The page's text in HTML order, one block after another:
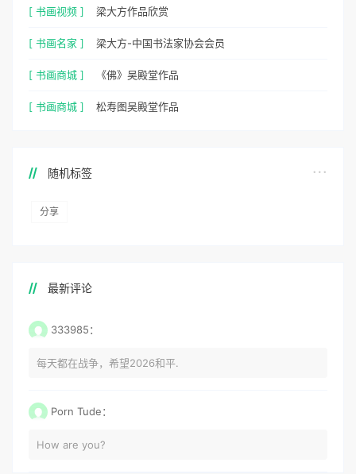
[ 书画视频 ] 梁大方作品欣赏
[ 书画名家 ] 梁大方-中国书法家协会会员
[ 书画商城 ] 《佛》吴殿堂作品
[ 书画商城 ] 松寿图吴殿堂作品
随机标签
分享
最新评论
333985：
每天都在战争，希望2026和平.
Porn Tude：
How are you?